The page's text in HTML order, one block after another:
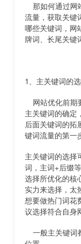
那如何通过网
流量，获取关键
哪些关键词，网
牌词、长尾关键
1、主关键词的
网站优化前期
主关键词的确定
后面关键词的拓
键词流量的第一
主关键词的选择
词，主词+后缀
选择所优化的核
实力来选择，太
想要做热门词花
议选择符合自身
一般主关键词